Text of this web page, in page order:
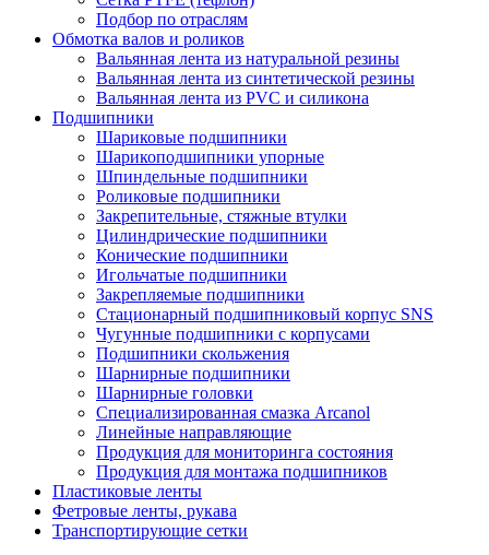
Подбор по отраслям
Обмотка валов и роликов
Вальянная лента из натуральной резины
Вальянная лента из синтетической резины
Вальянная лента из PVC и силикона
Подшипники
Шариковые подшипники
Шарикоподшипники упорные
Шпиндельные подшипники
Роликовые подшипники
Закрепительные, стяжные втулки
Цилиндрические подшипники
Конические подшипники
Игольчатые подшипники
Закрепляемые подшипники
Стационарный подшипниковый корпус SNS
Чугунные подшипники с корпусами
Подшипники скольжения
Шарнирные подшипники
Шарнирные головки
Специализированная смазка Arcanol
Линейные направляющие
Продукция для мониторинга состояния
Продукция для монтажа подшипников
Пластиковые ленты
Фетровые ленты, рукава
Транспортирующие сетки